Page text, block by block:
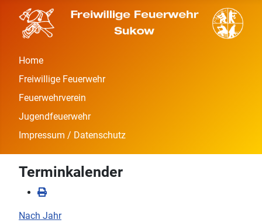
Home
Freiwillige Feuerwehr
Feuerwehrverein
Jugendfeuerwehr
Impressum / Datenschutz
Terminkalender
Nach Jahr